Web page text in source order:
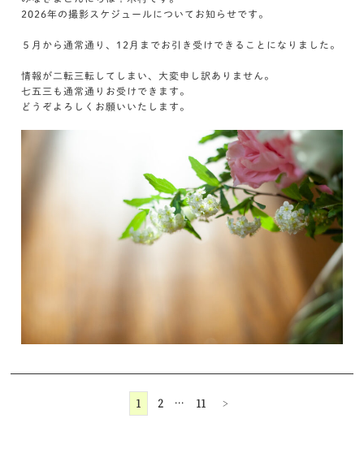
2026年の撮影スケジュールについてお知らせです。
５月から通常通り、12月までお引き受けできることになりました。
情報が二転三転してしまい、大変申し訳ありません。
七五三も通常通りお受けできます。
どうぞよろしくお願いいたします。
1 2 … 11 >